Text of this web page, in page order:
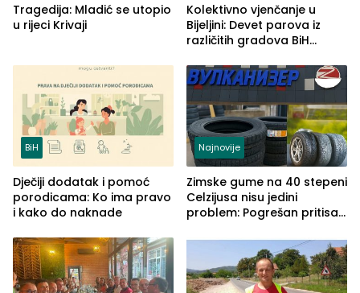
Tragedija: Mladić se utopio
u rijeci Krivaji
Kolektivno vjenčanje u
Bijeljini: Devet parova iz
različitih gradova BiH
BiH
Dječiji dodatak i pomoć
porodicama: Ko ima pravo
i kako do naknade
Najnovije
Zimske gume na 40 stepeni
Celzijusa nisu jedini
problem: Pogrešan pritisak